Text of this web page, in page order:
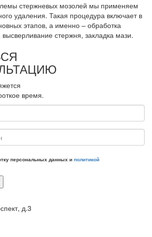
стержневых мозолей мы применяем
удаления. Такая процедура включает в
этапов, а именно – обработка
стержня, закладка мази.
время.
персональных данных и политикой
д.3